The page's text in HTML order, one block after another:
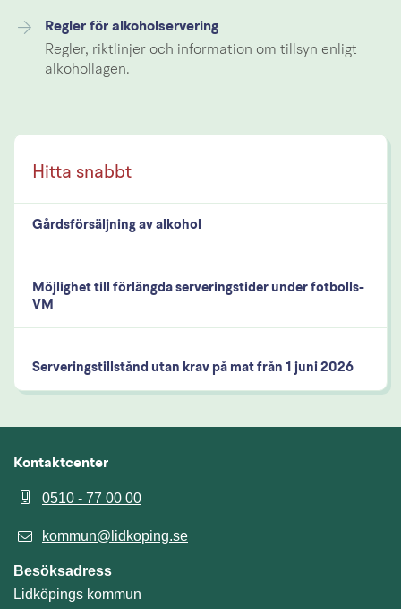
Regler för alkoholservering
Regler, riktlinjer och information om tillsyn enligt
alkohollagen.
Gårdsförsäljning av alkohol
Möjlighet till förlängda serveringstider under fotbolls-
VM
Serveringstillstånd utan krav på mat från 1 juni 2026
Kontaktcenter
0510 - 77 00 00
kommun@lidkoping.se
Besöksadress
Lidköpings kommun